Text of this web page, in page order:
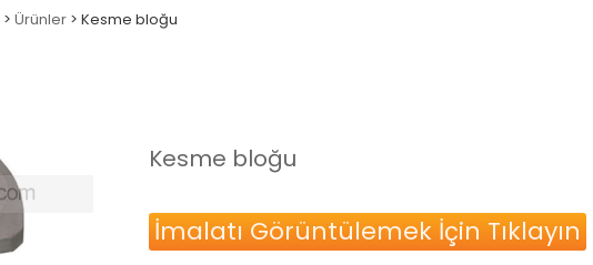
> Ürünler> Kesme bloğu
Kesme bloğu
İmalatı Görüntülemek İçin Tıklayın